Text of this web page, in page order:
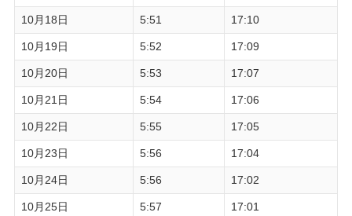
10月18日 5:51 17:10
10月19日 5:52 17:09
10月20日 5:53 17:07
10月21日 5:54 17:06
10月22日 5:55 17:05
10月23日 5:56 17:04
10月24日 5:56 17:02
10月25日 5:57 17:01